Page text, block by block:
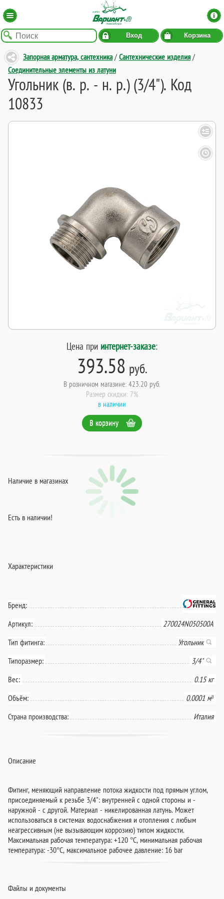
Вход Корзина
Запорная арматура, сантехника/ Сантехнические изделия /
Соединительные элементы из латуни
Угольник (в. р. - н. р.) (3/4"). Код
10833
Цена при интернет-заказе:
393.58 руб.
В розничном магазине: 423.20 руб.
Размер скидки: 7%
в наличии
В корзину
Наличие в магазинах
Есть в наличии!
Характеристики
Бренд:
Артикул:
270024N050500A
Тип фитинга:
Угольник
Типоразмер:
3/4"
Вес:
0.15 кг
Объём:
0.0001 м³
Страна производства:
Италия
Описание
Фитинг, меняющий направление потока жидкости под прямым углом,
присоединяемый к резьбе 3/4": внутренней с одной стороны и -
наружной - с другой. Материал - никелированная латунь. Может
использоваться в системах водоснабжения и отопления с любым
неагрессивным (не вызывающим коррозию) типом жидкости.
Максимальная рабочая температура: +120 °C, минимальная рабочая
температура: -30°C, максимальное рабочее давление: 16 bar
Файлы и документы